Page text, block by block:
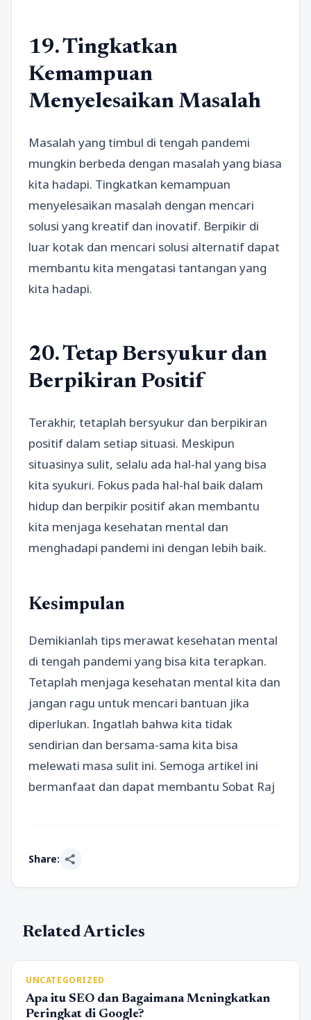
19. Tingkatkan
Kemampuan
Menyelesaikan Masalah
Masalah yang timbul di tengah pandemi
mungkin berbeda dengan masalah yang biasa
kita hadapi. Tingkatkan kemampuan
menyelesaikan masalah dengan mencari
solusi yang kreatif dan inovatif. Berpikir di
luar kotak dan mencari solusi alternatif dapat
membantu kita mengatasi tantangan yang
kita hadapi.
20. Tetap Bersyukur dan
Berpikiran Positif
Terakhir, tetaplah bersyukur dan berpikiran
positif dalam setiap situasi. Meskipun
situasinya sulit, selalu ada hal-hal yang bisa
kita syukuri. Fokus pada hal-hal baik dalam
hidup dan berpikir positif akan membantu
kita menjaga kesehatan mental dan
menghadapi pandemi ini dengan lebih baik.
Kesimpulan
Demikianlah tips merawat kesehatan mental
di tengah pandemi yang bisa kita terapkan.
Tetaplah menjaga kesehatan mental kita dan
jangan ragu untuk mencari bantuan jika
diperlukan. Ingatlah bahwa kita tidak
sendirian dan bersama-sama kita bisa
melewati masa sulit ini. Semoga artikel ini
bermanfaat dan dapat membantu Sobat Raj
Share: share
Related Articles
UNCATEGORIZED
Apa itu SEO dan Bagaimana Meningkatkan
Peringkat di Google?